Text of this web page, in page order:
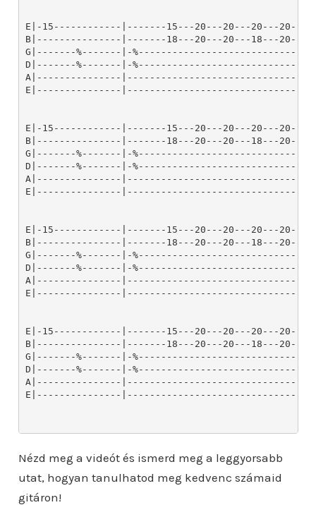
Nézd meg a videót és ismerd meg a leggyorsabb
utat, hogyan tanulhatod meg kedvenc számaid
gitáron!